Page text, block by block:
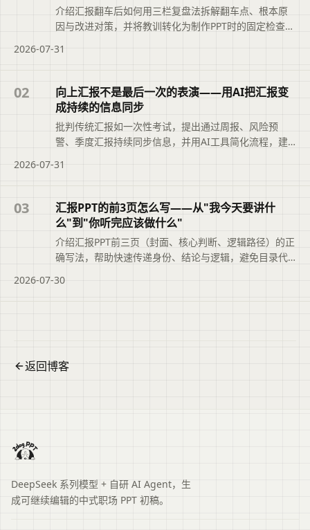
介绍汇报翻车后如何用三栏复盘法拆解翻车点、根本原
因与改进对策，并将教训转化为制作PPT时的固定检查步
2026-07-31
02
向上汇报不是最后一次的表演——用AI把汇报变
成持续的信息同步
批判传统汇报如一次性考试，提出通过周报、风险预
警、季度汇报持续同步信息，并用AI工具简化流程，建
2026-07-31
03
汇报PPT的前3页怎么写——从"我今天要讲什
么"到"你听完应该做什么"
介绍汇报PPT前三页（封面、核心判断、逻辑路径）的正
确写法，帮助快速传递身份、结论与逻辑，避免目录代
2026-07-30
返回博客
DeepSeek 系列模型 + 自研 AI Agent，生
成可继续编辑的中式职场 PPT 初稿。